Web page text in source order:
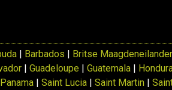
| Barbados | Britse
|Guadeloupe |Guatemala |
Panama |Saint Lucia |Saint Martin |